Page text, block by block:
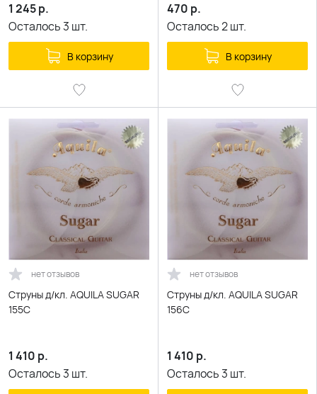
1 245р.
Осталось3 шт.
В корзину
470 р.
Осталось2шт.
В корзину
нет отзывов
Струны д/кл. AQUILA SUGAR
155C
1 410 р.
Осталось3 шт.
нет отзывов
Струны д/кл. AQUILA SUGAR
156C
1 410 р.
Осталось3 шт.